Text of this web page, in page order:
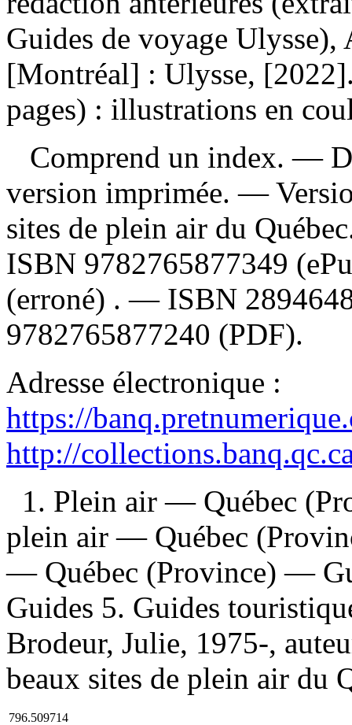
Guides de voyage
[Montréal] : Ulysse,
pages) : illustrations en
Comprend un index. —
version imprimée. —
sites de plein air du
ISBN 9782765877349
(erroné) . — ISBN
9782765877240 (PDF).
Adresse électronique :
https://
http://
1. Plein air — Québec
plein air — Québec
— Québec (Province) —
Guides 5. Guides
Brodeur, Julie, 1975-,
beaux sites de plein air du
796.509714